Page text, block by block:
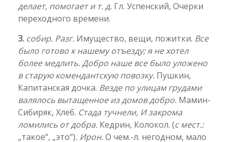
делает, помогает и т. д. Гл. Успенский, Очерки
переходного времени.
3. собир. Разг. Имущество, вещи, пожитки. Все
было готово к нашему отъезду; я не хотел
более медлить. Добро наше все было уложено
в старую комендантскую повозку. Пушкин,
Капитанская дочка. Везде по улицам грудами
валялось вытащенное из домов добро. Мамин-
Сибиряк, Хлеб. Стада тучнели, И закрома
ломились от добра. Кедрин, Колокол. (с мест.:
„такое“, „это“). Ирон. О чем.-л. негодном, мало